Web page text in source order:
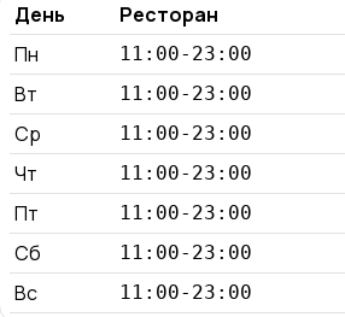
День Ресторан
Пн
11:00-23:00
Вт 11:00-23:00
Ср 11:00-23:00
Чт 11:00-23:00
Пт 11:00-23:00
Сб 11:00-23:00
Вс 11:00-23:00